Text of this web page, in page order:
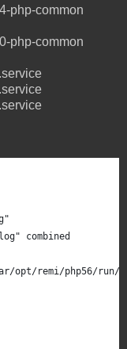
php-common
php-common
combined
opt/remi/php56/run/